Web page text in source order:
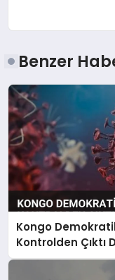
Benzer
Kongo
Kontrolden Çıktı